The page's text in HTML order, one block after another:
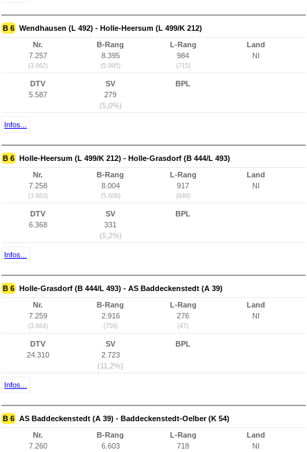
B 6 Wendhausen (L 492) - Holle-Heersum (L 499/K 212)
Nr.
7.257
(3.662)
B-Rang
8.395
(5.995)
L-Rang
984
(715)
Land
NI
DTV
5.587
SV
279
(5,0%)
BPL
Infos...
B 6 Holle-Heersum (L 499/K 212) - Holle-Grasdorf (B 444/L 493)
Nr.
7.258
(3.663)
B-Rang
8.004
(5.606)
L-Rang
917
(648)
Land
NI
DTV
6.368
SV
331
(5,2%)
BPL
Infos...
B 6 Holle-Grasdorf (B 444/L 493) - AS Baddeckenstedt (A 39)
Nr.
7.259
(3.664)
B-Rang
2.916
(759)
L-Rang
276
(47)
Land
NI
DTV
24.310
SV
2.723
(11,2%)
BPL
Infos...
B 6 AS Baddeckenstedt (A 39) - Baddeckenstedt-Oelber (K 54)
Nr.
7.260
B-Rang
6.603
L-Rang
718
Land
NI